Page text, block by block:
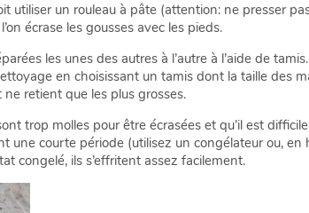
utiliser un rouleau à pâte (attention: ne presser
écrase les gousses avec les pieds.
les unes des autres à l’autre à l’aide de
en choisissant un tamis dont la taille des
retient que les plus grosses.
trop molles pour être écrasées et qu’il est
une courte période (utilisez un congélateur ou, en
congelé, ils s’effritent assez facilement.